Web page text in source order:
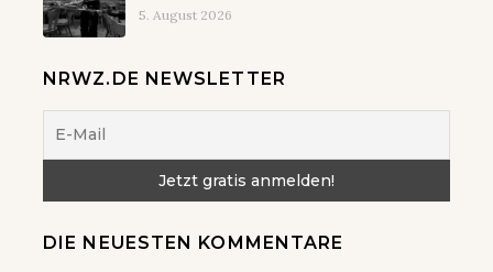
5. August 2026
NRWZ.DE NEWSLETTER
DIE NEUESTEN KOMMENTARE